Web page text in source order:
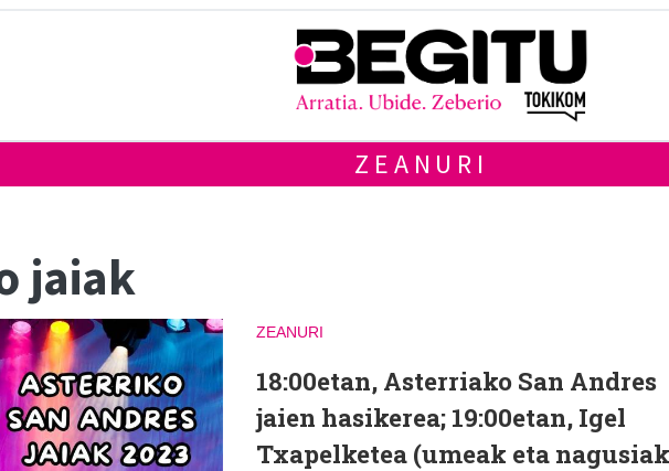
ZEANURI
jaiak
ZEANURI
18:00etan, Asterriako San Andres
jaien hasikerea; 19:00etan, Igel
Txapelketea (umeak eta